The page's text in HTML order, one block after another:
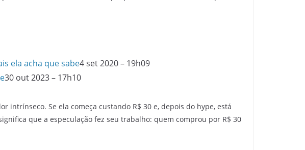
ela acha que sabe4 set 2020 – 19h09
30 out 2023 – 17h10
intrínseco. Se ela começa custando R$ 30 e, depois do hype, está
que a especulação fez seu trabalho: quem comprou por R$ 30